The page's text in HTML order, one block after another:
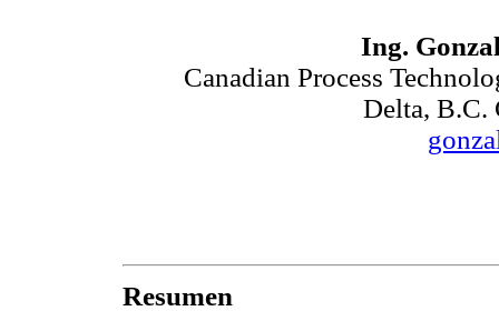
Ing.
Canadian Process
Delta,
Resumen